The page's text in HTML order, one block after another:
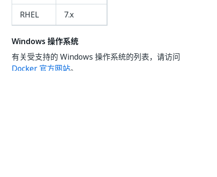
RHEL
7.x
Windows 操作系统
有关受支持的 Windows 操作系统的列表，请访问
Docker 官方网站。